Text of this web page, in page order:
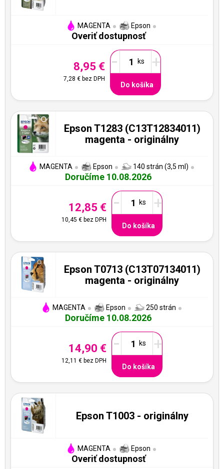
MAGENTA Epson
Overiť dostupnosť
8,95 €
7,28 €bez DPH
- +
Do košíka
Epson T1283 (C13T12834011)
magenta - originálny
MAGENTA Epson 140 strán (3,5 ml)
Doručíme 10.08.2026
12,85 €
10,45 € bez DPH
- +
Do košíka
Epson T0713 (C13T07134011)
magenta - originálny
MAGENTA Epson 250 strán
Doručíme 10.08.2026
14,90 €
12,11 € bez DPH
- +
Do košíka
Epson T1003 - originálny
MAGENTA Epson
Overiť dostupnosť